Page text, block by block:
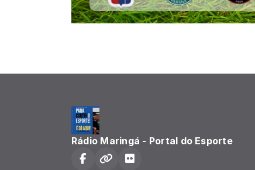
Rádio Maringá - Portal do Esporte